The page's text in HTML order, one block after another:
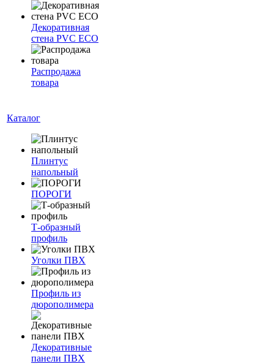
Декоративная
стена PVC ECO
Распродажа
товара
Каталог
Плинтус
напольный
ПОРОГИ
Т-образный
профиль
Уголки ПВХ
Профиль из
дюрополимера
Декоративные
панели ПВХ